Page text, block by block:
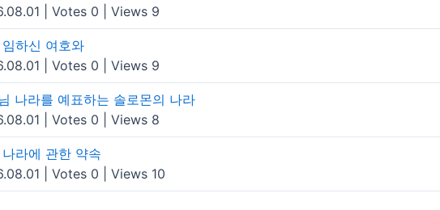
Votes 0 Views 9
하신 여호와
Votes 0 Views 9
나라를 예표하는 솔로몬의 나라
Votes 0 Views 8
라에 관한 약속
Votes 0 Views 10